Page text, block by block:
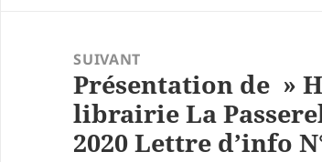
SUIVANT
Article
suivant :
Présentation de »
librairie La
2020 Lettre d’info